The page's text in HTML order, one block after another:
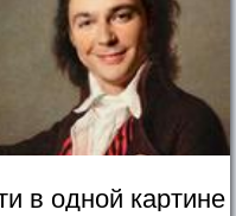
в одной картине